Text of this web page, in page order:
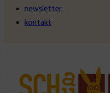
newsletter
kontakt